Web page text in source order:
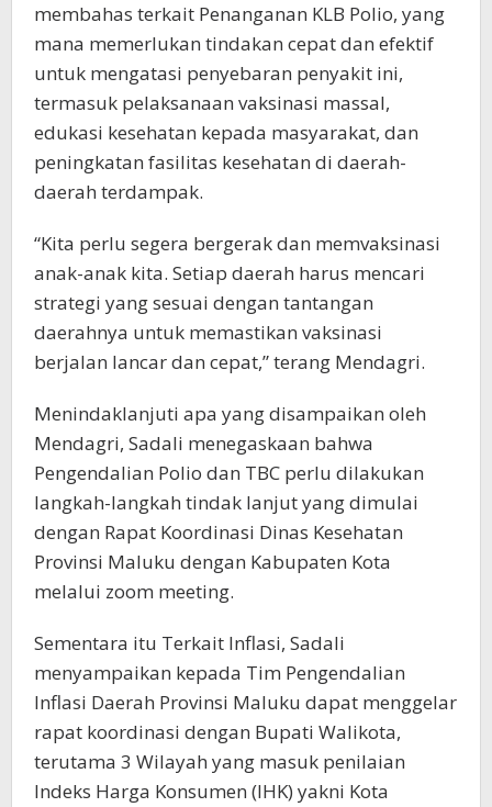
membahas terkait Penanganan KLB Polio, yang
mana memerlukan tindakan cepat dan efektif
untuk mengatasi penyebaran penyakit ini,
termasuk pelaksanaan vaksinasi massal,
edukasi kesehatan kepada masyarakat, dan
peningkatan fasilitas kesehatan di daerah-
daerah terdampak.
“Kita perlu segera bergerak dan memvaksinasi
anak-anak kita. Setiap daerah harus mencari
strategi yang sesuai dengan tantangan
daerahnya untuk memastikan vaksinasi
berjalan lancar dan cepat,” terang Mendagri.
Menindaklanjuti apa yang disampaikan oleh
Mendagri, Sadali menegaskaan bahwa
Pengendalian Polio dan TBC perlu dilakukan
langkah-langkah tindak lanjut yang dimulai
dengan Rapat Koordinasi Dinas Kesehatan
Provinsi Maluku dengan Kabupaten Kota
melalui zoom meeting.
Sementara itu Terkait Inflasi, Sadali
menyampaikan kepada Tim Pengendalian
Inflasi Daerah Provinsi Maluku dapat menggelar
rapat koordinasi dengan Bupati Walikota,
terutama 3 Wilayah yang masuk penilaian
Indeks Harga Konsumen (IHK) yakni Kota